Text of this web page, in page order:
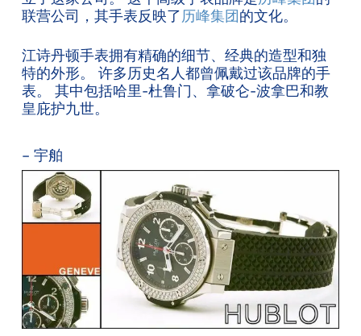
联营公司，其手表反映了历峰集团的文化。
江诗丹顿手表拥有精确的细节、经典的造型和独
特的外形。 许多历史名人都曾佩戴过该品牌的手
表。 其中包括哈里-杜鲁门、拿破仑-波拿巴和教
皇庇护九世。
– 宇舶